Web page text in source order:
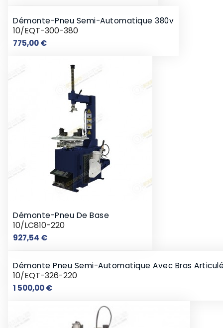
Démonte-Pneu Semi-Automatique 380v
10/EQT-300-380
775,00 €Prix
Démonte-Pneu De Base
10/LC810-220
927,54 €Prix
Démonte Pneu Semi-Automatique Avec Bras
10/EQT-326-220
1 500,00 €Prix